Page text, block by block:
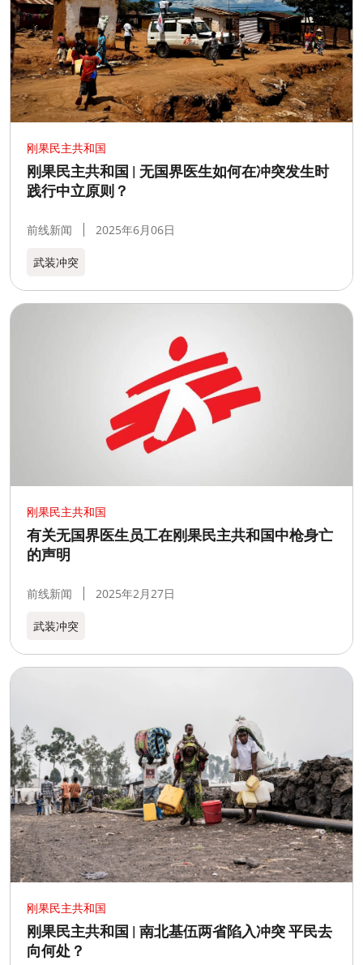
刚果民主共和国
刚果民主共和国 | 无国界医生如何在冲突发生时
践行中立原则？
前线新闻 2025年6月06日
武装冲突
刚果民主共和国
有关无国界医生员工在刚果民主共和国中枪身亡
的声明
前线新闻 2025年2月27日
武装冲突
刚果民主共和国
刚果民主共和国 | 南北基伍两省陷入冲突 平民去
向何处？